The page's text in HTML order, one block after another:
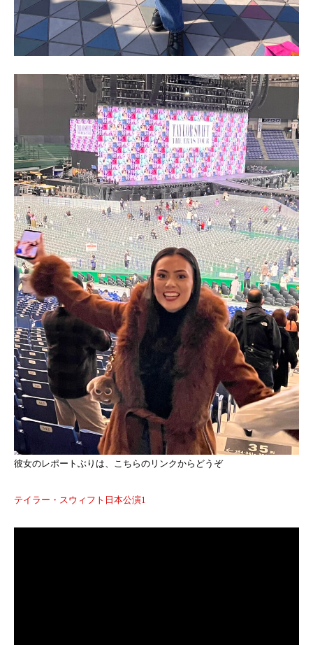
彼女のレポートぶりは、こちらのリンクからどうぞ
テイラー・スウィフト日本公演1